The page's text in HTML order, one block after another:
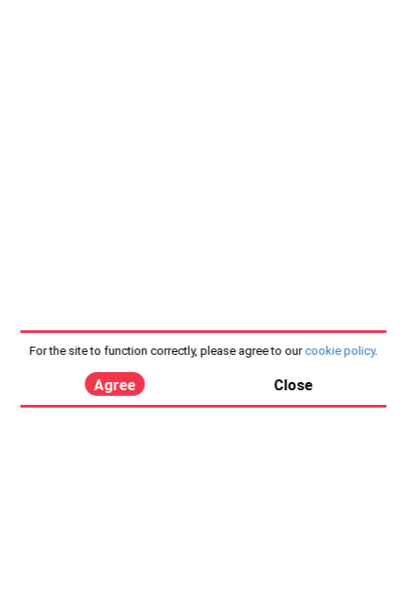
For the site to function correctly, please agree to our cookie policy.
Agree Close